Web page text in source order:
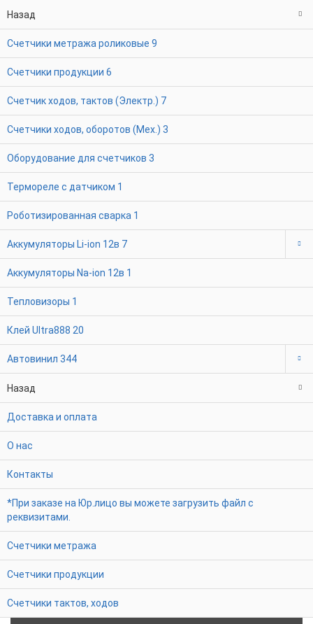
Назад
Счетчики метража роликовые 9
Счетчики продукции 6
Счетчик ходов, тактов (Электр.) 7
Счетчики ходов, оборотов (Мех.) 3
Оборудование для счетчиков 3
Термореле с датчиком 1
Роботизированная сварка 1
Аккумуляторы Li-ion 12в 7
Аккумуляторы Na-ion 12в 1
Тепловизоры 1
Клей Ultra888 20
Автовинил 344
Назад
Доставка и оплата
О нас
Контакты
*При заказе на Юр.лицо вы можете загрузить файл с
реквизитами.
Счетчики метража
Счетчики продукции
Счетчики тактов, ходов